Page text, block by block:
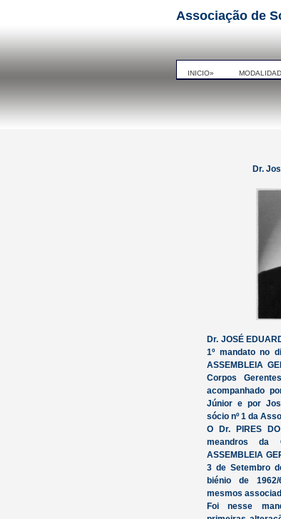
Associação de
INICIO»
Dr.
Dr. JOSÉ
1º mandato no
ASSEMBLEIA
Corpos
acompanhado
Júnior e por
sócio nº 1 da
O Dr. PIRES
meandros da
ASSEMBLEIA
3 de Setembro
biénio de
mesmos
Foi nesse